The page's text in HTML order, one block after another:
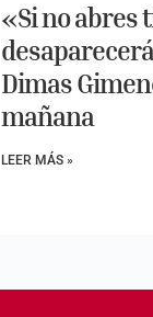
«Si no abres
Dimas
mañana
LEER MÁS »